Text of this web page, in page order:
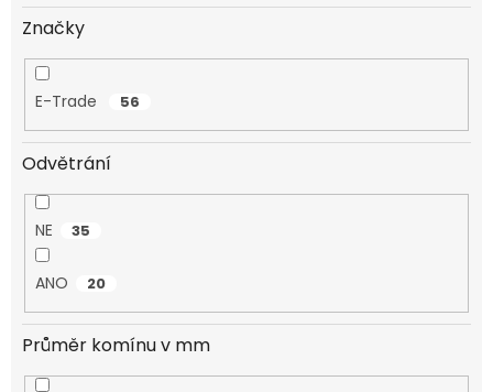
Značky
E-Trade 56
Odvětrání
NE 35
ANO 20
Průměr komínu v mm